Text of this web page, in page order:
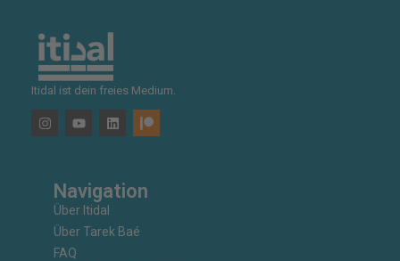
Itidal ist dein freies Medium.
Navigation
Über Itidal
Über Tarek Baé
FAQ